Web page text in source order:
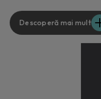
Descoperă mai mult